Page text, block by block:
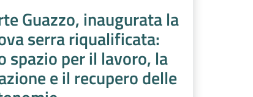
Guazzo, inaugurata la
serra riqualificata:
spazio per il lavoro, la
e il recupero delle